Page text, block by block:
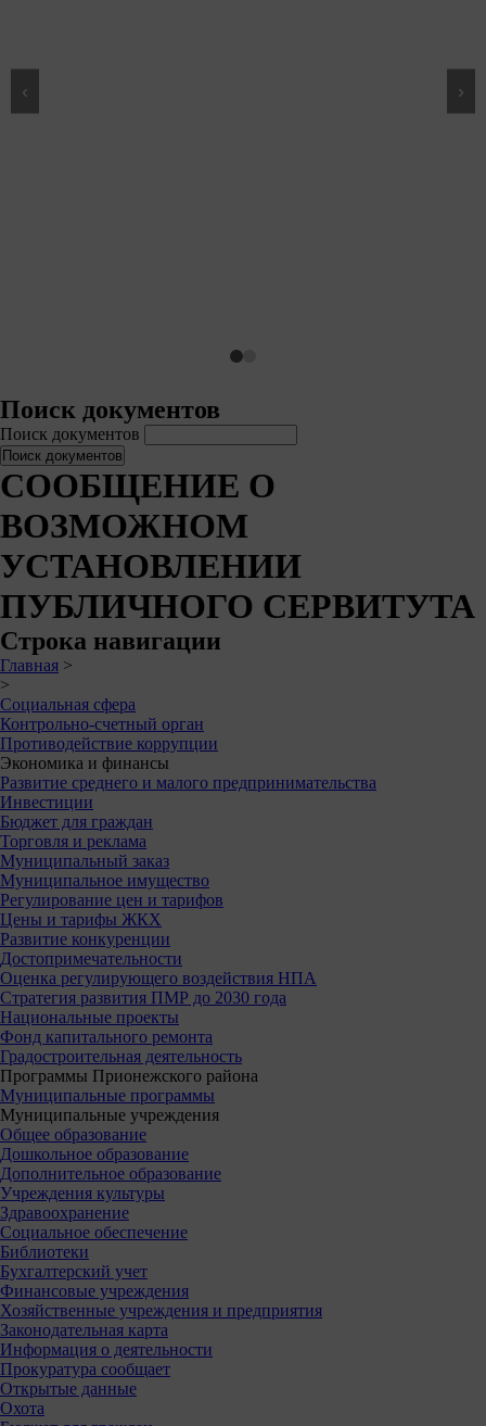
‹ ›
Поиск документов
Поиск документов
СООБЩЕНИЕ О
ВОЗМОЖНОМ
УСТАНОВЛЕНИИ
ПУБЛИЧНОГО СЕРВИТУТА
Строка навигации
Главная >
>
Социальная сфера
Контрольно-счетный орган
Противодействие коррупции
Экономика и финансы
Развитие среднего и малого предпринимательства
Инвестиции
Бюджет для граждан
Торговля и реклама
Муниципальный заказ
Муниципальное имущество
Регулирование цен и тарифов
Цены и тарифы ЖКХ
Развитие конкуренции
Достопримечательности
Оценка регулирующего воздействия НПА
Стратегия развития ПМР до 2030 года
Национальные проекты
Фонд капитального ремонта
Градостроительная деятельность
Программы Прионежского района
Муниципальные программы
Муниципальные учреждения
Общее образование
Дошкольное образование
Дополнительное образование
Учреждения культуры
Здравоохранение
Социальное обеспечение
Библиотеки
Бухгалтерский учет
Финансовые учреждения
Хозяйственные учреждения и предприятия
Законодательная карта
Информация о деятельности
Прокуратура сообщает
Открытые данные
Охота